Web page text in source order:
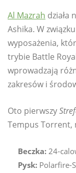
Al Mazrah działa
Ashika. W
wyposażenia,
trybie Battle
wprowadzają
zakresów i
Oto pierwszy
Tempus Torrent,
Beczka: 24-
Pysk: Polarfire-S